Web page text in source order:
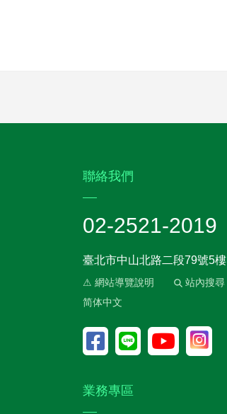
聯絡我們
02-2521-2019
臺北市中山北路二段79號5樓
⚠ 網站導覽說明
站內搜尋
简体中文
業務專區